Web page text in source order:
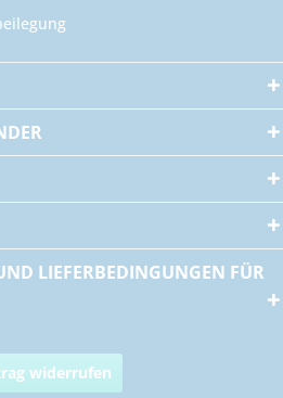
LIEFERBEDINGUNGEN FÜR
widerrufen